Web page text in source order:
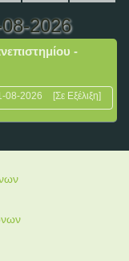
2026
-
08-2026 [Σε Εξέλιξη]